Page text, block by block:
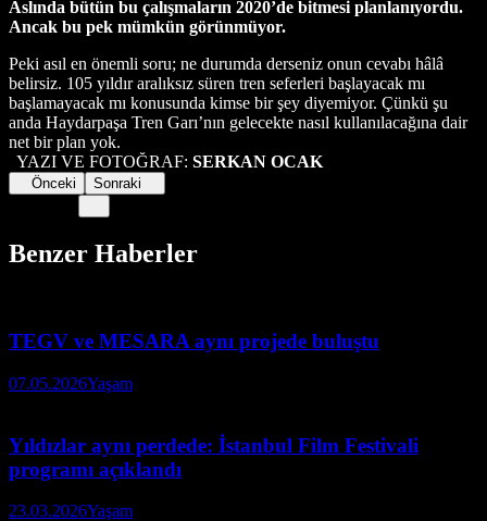
Aslında bütün bu çalışmaların 2020’de bitmesi planlanıyordu.
Ancak bu pek mümkün görünmüyor.
Peki asıl en önemli soru; ne durumda derseniz onun cevabı hâlâ
belirsiz. 105 yıldır aralıksız süren tren seferleri başlayacak mı
başlamayacak mı konusunda kimse bir şey diyemiyor. Çünkü şu
anda Haydarpaşa Tren Garı’nın gelecekte nasıl kullanılacağına dair
net bir plan yok.
YAZI VE FOTOĞRAF: SERKAN OCAK
Önceki Sonraki
Benzer Haberler
TEGV ve MESARA aynı projede buluştu
07.05.2026Yaşam
Yıldızlar aynı perdede: İstanbul Film Festivali
programı açıklandı
23.03.2026Yaşam